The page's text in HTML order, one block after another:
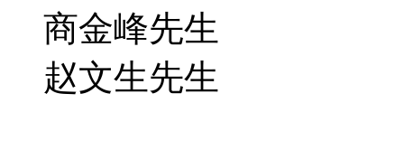
商金峰先生
赵文生先生